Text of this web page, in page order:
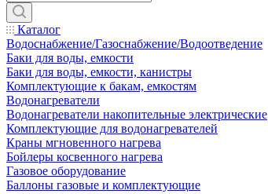
Каталог
Водоснабжение/Газоснабжение/Водоотведение
Баки для воды, емкости
Баки для воды, емкости, канистры
Комплектующие к бакам, емкостям
Водонагреватели
Водонагреватели накопительные электрические
Комплектующие для водонагревателей
Краны мгновенного нагрева
Бойлеры косвенного нагрева
Газовое оборудование
Баллоны газовые и комплектующие